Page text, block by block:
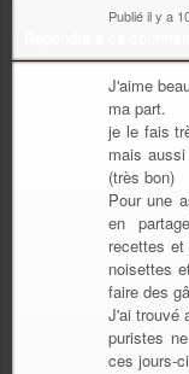
Publié il y a
J'aime
ma part.
je le fais
mais
(très bon)
Pour une
en
recettes
noisettes
faire des
J'ai trouvé
puristes
ces jours-ci